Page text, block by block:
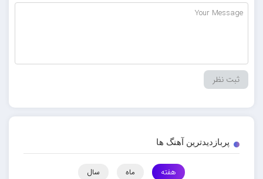
پربازدیدترین آهنگ ها
هفته ماه سال